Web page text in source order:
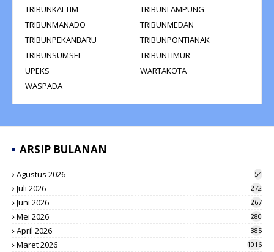
TRIBUNKALTIM
TRIBUNLAMPUNG
TRIBUNMANADO
TRIBUNMEDAN
TRIBUNPEKANBARU
TRIBUNPONTIANAK
TRIBUNSUMSEL
TRIBUNTIMUR
UPEKS
WARTAKOTA
WASPADA
ARSIP BULANAN
Agustus 2026 54
Juli 2026 272
Juni 2026 267
Mei 2026 280
April 2026 385
Maret 2026 1016